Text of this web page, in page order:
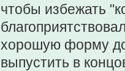
чтобы избежать
хорошую форму
выпустить в